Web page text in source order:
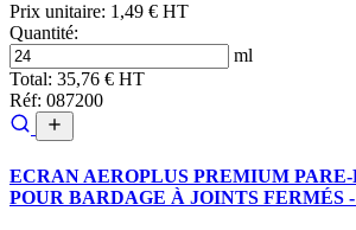
Prix unitaire: 1,49 € HT
Quantité:
ml
Total: 35,76 € HT
Réf: 087200
ECRAN AEROPLUS PREMIUM
POUR BARDAGE À JOINTS FERMÉS